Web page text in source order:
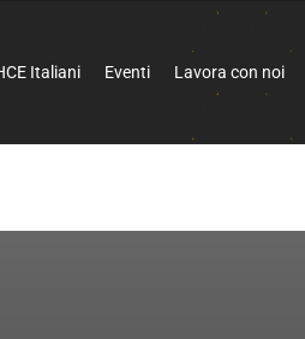
Italiani Eventi Lavora con noi